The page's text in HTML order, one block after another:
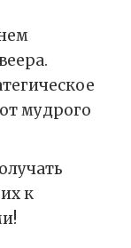
мудрого
к